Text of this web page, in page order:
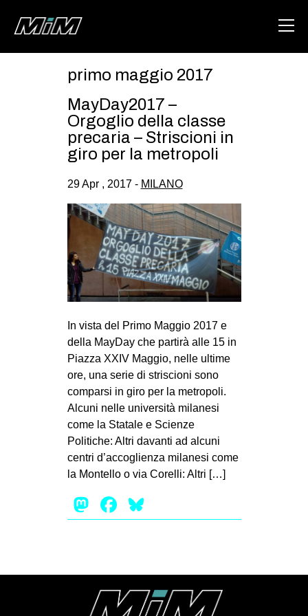
HOME
ABOUT
CSOA LAMBRETTA
MSM
STUDENTI TSUNAMI
ZAM
MOBILITAZIONI
SPAZI
SPORT POPOLARE
MOVIMENTI
AMBIENTE
ANTIFASCISMO
GENERI
REPRESSIONE
STUDENTI
primo maggio 2017
MayDay2017 –
Orgoglio della classe
precaria – Striscioni in
giro per la metropoli
29 Apr , 2017 - MILANO
In vista del Primo Maggio 2017 e
della MayDay che partirà alle 15 in
Piazza XXIV Maggio, nelle ultime
ore, una serie di striscioni sono
comparsi in giro per la metropoli.
Alcuni nelle università milanesi
come la Statale e Scienze
Politiche: Altri davanti ad alcuni
centri d’accoglienza milanesi come
la Montello o via Corelli: Altri […]
Mastodon
Facebook